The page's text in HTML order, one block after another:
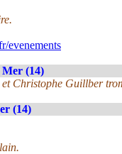
evenements
(14)
Christophe Guillber
(14)